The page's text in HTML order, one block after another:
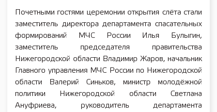
Почетными гостями церемонии открытия слёта стали
заместитель директора департамента спасательных
формирований МЧС России Илья Булыгин,
заместитель председателя правительства
Нижегородской области Владимир Жаров, начальник
Главного управления МЧС России по Нижегородской
области Валерий Синьков, министр молодёжной
политики Нижегородской области Светлана
Ануфриева, руководитель департамента